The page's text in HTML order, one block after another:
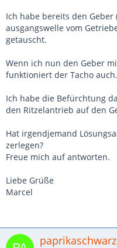
Ich habe bereits den
ausgangswelle vom
getauscht.
Wenn ich nun den Geber
funktioniert der Tacho auch.
Ich habe die Befürchtung
den Ritzelantrieb auf den
Hat irgendjemand
zerlegen?
Freue mich auf antworten.
Liebe Grüße
Marcel
paprikaschwarz